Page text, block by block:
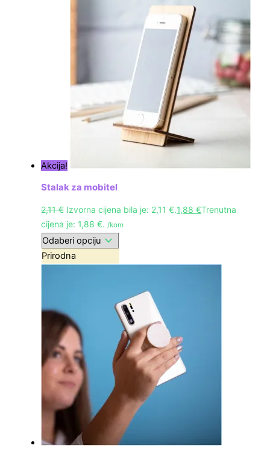
Akcija!
Stalak za mobitel
2,11€ Izvorna cijena bila je: 2,11 €.1,88 €Trenutna
cijena je: 1,88 €. /kom
Prirodna